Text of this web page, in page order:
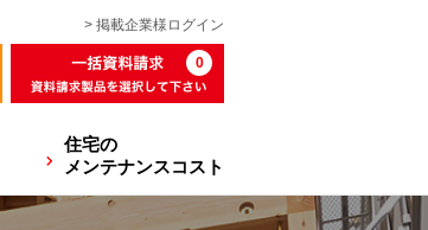
> 掲載企業様 ログイン
0
住宅の
メンテナンスコスト